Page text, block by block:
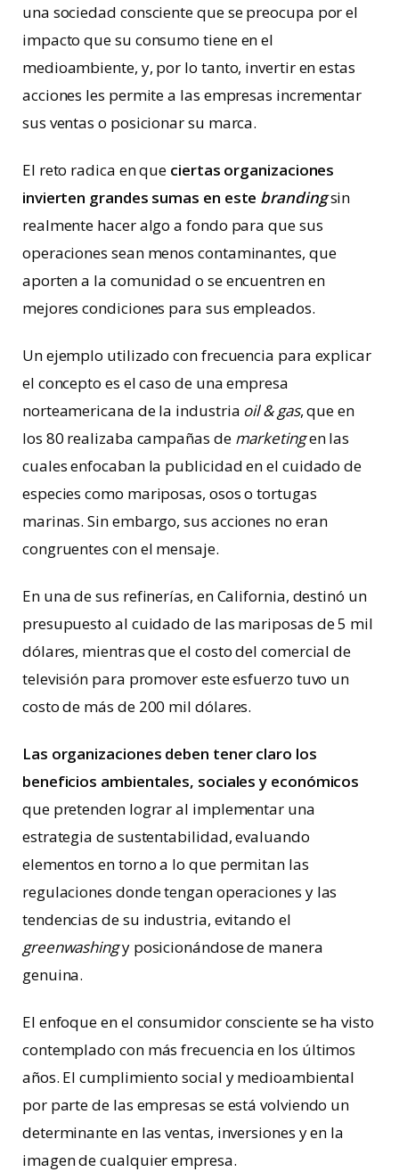
una sociedad consciente que se preocupa por el
impacto que su consumo tiene en el
medioambiente, y, por lo tanto, invertir en estas
acciones les permite a las empresas incrementar
sus ventas o posicionar su marca.
El reto radica en que ciertas organizaciones
invierten grandes sumas en este brandingsin
realmente hacer algo a fondo para que sus
operaciones sean menos contaminantes, que
aporten a la comunidad o se encuentren en
mejores condiciones para sus empleados.
Un ejemplo utilizado con frecuencia para explicar
el concepto es el caso de una empresa
norteamericana de la industria oil & gas, que en
los 80 realizaba campañas de marketingen las
cuales enfocaban la publicidad en el cuidado de
especies como mariposas, osos o tortugas
marinas. Sin embargo, sus acciones no eran
congruentes con el mensaje.
En una de sus refinerías, en California, destinó un
presupuesto al cuidado de las mariposas de 5 mil
dólares, mientras que el costo del comercial de
televisión para promover este esfuerzo tuvo un
costo de más de 200 mil dólares.
Las organizaciones deben tener claro los
beneficios ambientales, sociales y económicos
que pretenden lograr al implementar una
estrategia de sustentabilidad, evaluando
elementos en torno a lo que permitan las
regulaciones donde tengan operaciones y las
tendencias de su industria, evitando el
greenwashingy posicionándose de manera
genuina.
El enfoque en el consumidor consciente se ha visto
contemplado con más frecuencia en los últimos
años. El cumplimiento social y medioambiental
por parte de las empresas se está volviendo un
determinante en las ventas, inversiones y en la
imagen de cualquier empresa.